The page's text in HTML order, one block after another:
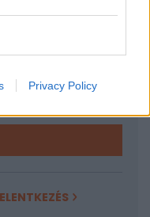
Privacy Policy
napon belüli